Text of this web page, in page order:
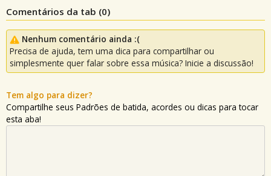
Comentários da tab (0)
Nenhum comentário ainda :(
Precisa de ajuda, tem uma dica para compartilhar ou
simplesmente quer falar sobre essa música? Inicie a discussão!
Tem algo para dizer?
Compartilhe seus Padrões de batida, acordes ou dicas para tocar
esta aba!